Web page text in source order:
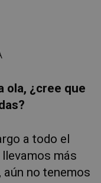
ola, ¿cree que
a todo el
llevamos más
no tenemos